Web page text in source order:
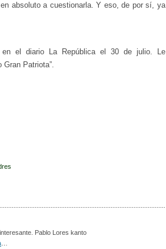
absoluto a cuestionarla. Y eso, de por sí, ya
en el diario La República el 30 de julio. Le
Gran Patriota”.
Pablo Lores kanto
…